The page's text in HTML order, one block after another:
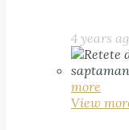
4 years
more
View